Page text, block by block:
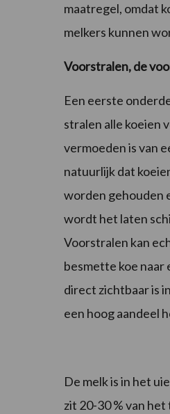
maatregel, omdat
melkers kunnen
Voorstralen, de
Een eerste
stralen alle koeien
vermoeden is van
natuurlijk dat
worden gehouden
wordt het laten
Voorstralen kan
besmette koe naar
direct zichtbaar is
een hoog aandeel
De melk is in het
zit 20-30 % van